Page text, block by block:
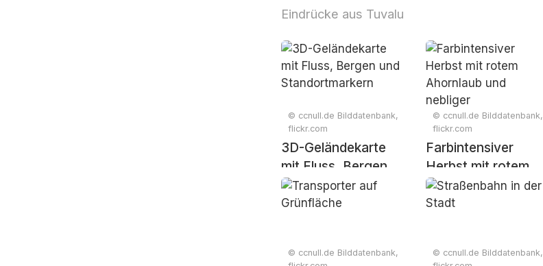
Eindrücke aus Tuvalu
© ccnull.de Bilddatenbank,
flickr.com
3D-Geländekarte
mit Fluss, Bergen
und
Standortmarkern
© ccnull.de Bilddatenbank,
flickr.com
Farbintensiver
Herbst mit rotem
Ahornlaub und
nebliger
© ccnull.de Bilddatenbank,
© ccnull.de Bilddatenbank,